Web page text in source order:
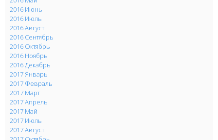
2016 Июнь
2016 Июль
2016 Август
2016 Сентябрь
2016 Октябрь
2016 Ноябрь
2016 Декабрь
2017 Январь
2017 Февраль
2017 Март
2017 Апрель
2017 Май
2017 Июль
2017 Август